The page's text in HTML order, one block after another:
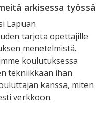
arkisessa työssä
Lapuan
tarjota opettajille
menetelmistä.
koulutuksessa
tekniikkaan ihan
kanssa, miten
verkkoon.